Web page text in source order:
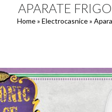
APARATE
Home» Electrocasnice»